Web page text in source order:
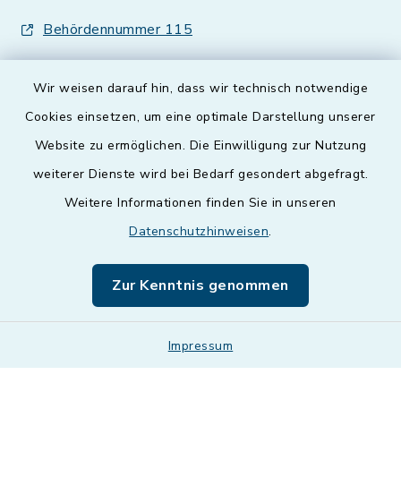
Wir weisen darauf hin, dass wir technisch notwendige
Cookies einsetzen, um eine optimale Darstellung unserer
Website zu ermöglichen. Die Einwilligung zur Nutzung
weiterer Dienste wird bei Bedarf gesondert abgefragt.
Weitere Informationen finden Sie in unseren
Datenschutzhinweisen.
Zur Kenntnis genommen
Impressum
Behördennummer 115
Barrierefreiheit
Impressum
Sitemap